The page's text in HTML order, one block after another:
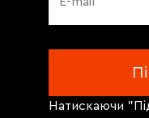
Натискаючи